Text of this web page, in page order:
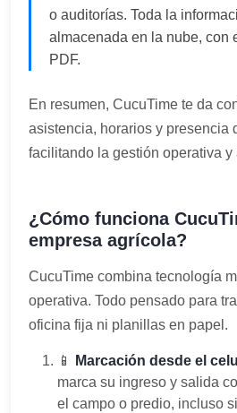
o auditorías. Toda la
almacenada en la nube, con
PDF.
En resumen, CucuTime te da
asistencia, horarios y presencia
facilitando la gestión operativa y
¿Cómo funciona
empresa agrícola?
CucuTime combina tecnología
operativa. Todo pensado para
oficina fija ni planillas en papel.
📱 Marcación desde el
marca su ingreso y salida
el campo o predio, incluso